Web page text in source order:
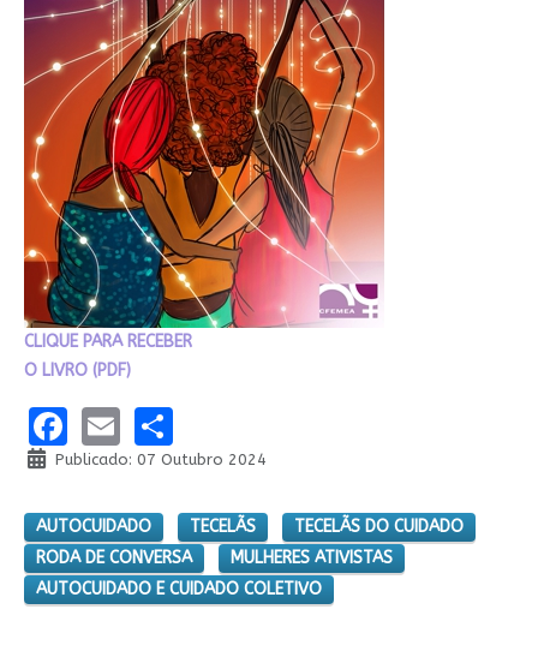
CLIQUE PARA RECEBER
O LIVRO (PDF)
Facebook
EmailShare
Publicado: 07 Outubro 2024
AUTOCUIDADO TECELÃS
TECELÃS DO CUIDADO
RODA DE CONVERSA
MULHERES ATIVISTAS
AUTOCUIDADO E CUIDADO COLETIVO